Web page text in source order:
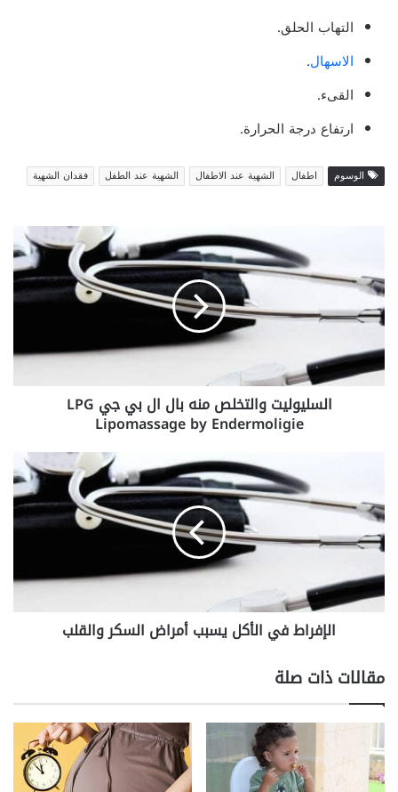
التهاب الحلق.
الاسهال.
القىء.
ارتفاع درجة الحرارة.
الوسوم اطفال الشهية عند الاطفال الشهية عند الطفل فقدان الشهية
س
ل
ي
و
ل
ي
ت
ص
م
ن
ه
ب
ا
ب
ي
ج
ي
L
P
السليوليت والتخلص منه بال ال بي جي LPG
Lipomassage by Endermoligie
إ
ف
ر
ا
ط
ف
ي
ك
ل
ي
س
ب
ب
الإفراط في الأكل يسبب أمراض السكر والقلب
مقالات ذات صلة